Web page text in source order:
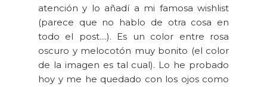
atención y lo añadí a mi famosa wishlist
(parece que no hablo de otra cosa en
todo el post....). Es un color entre rosa
oscuro y melocotón muy bonito (el color
de la imagen es tal cual). Lo he probado
hoy y me he quedado con los ojos como